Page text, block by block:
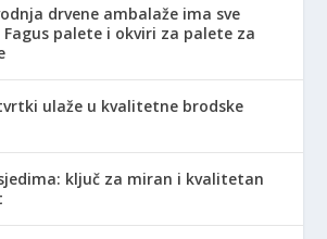
drvene ambalaže ima sve
palete i okviri za palete za
ulaže u kvalitetne brodske
ključ za miran i kvalitetan